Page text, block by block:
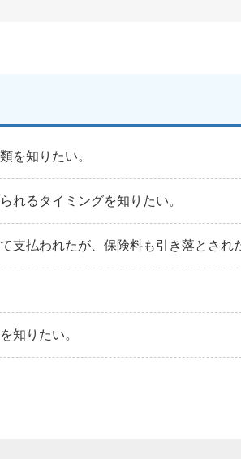
を知りたい。
れるタイミングを知りたい。
支払われたが、保険料も引き落とされ
知りたい。